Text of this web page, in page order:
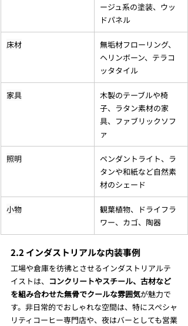
ージュ系の塗装、ウッ
ドパネル
床材
無垢材フローリング、
ヘリンボーン、テラコ
ッタタイル
家具
木製のテーブルや椅
子、ラタン素材の家
具、ファブリックソフ
ァ
照明
ペンダントライト、ラ
タンや和紙など自然素
材のシェード
小物
観葉植物、ドライフラ
ワー、カゴ、陶器
2.2 インダストリアルな内装事例
工場や倉庫を彷彿とさせるインダストリアルテ
イストは、 コンクリートやスチール、古材など
を組み合わせた無骨でクールな雰囲気が魅力で
す。非日常的でおしゃれな空間は、特にスペシャ
リティコーヒー専門店や、夜はバーとしても営業